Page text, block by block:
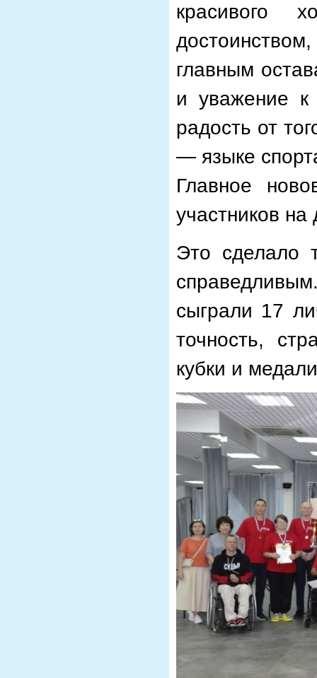
красивого
главным
и уважение к
радость от
— языке
Главное
участников
Это сделало
сыграли 17
точность,
кубки и